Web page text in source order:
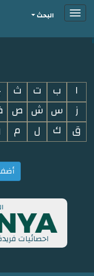
i
Toggleالبحث
ا ب ت ث
ز
س ش ص
ق
ك ل م
احصائيات